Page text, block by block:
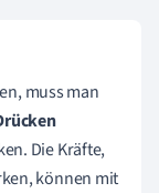
muss man
Die Kräfte,
können mit